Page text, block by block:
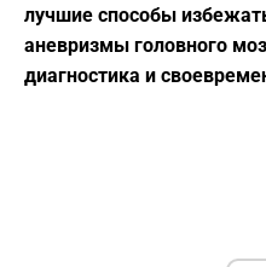
лучшие способы
аневризмы головного
диагностика и